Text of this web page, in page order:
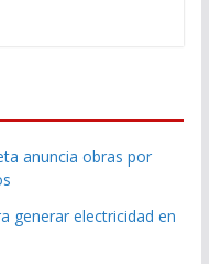
anuncia obras por
generar electricidad en